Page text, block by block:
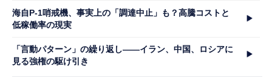
海自P-1哨戒機、事実上の「調達中止」も？高騰コストと
低稼働率の現実
「言動パターン」の繰り返し――イラン、中国、ロシアに
見る強権の駆け引き